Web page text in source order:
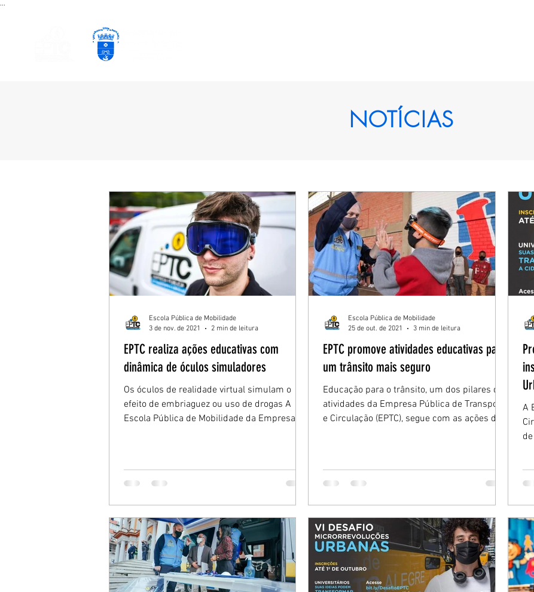
NOTÍCIAS
EPTC realiza ações educativas com
dinâmica de óculos simuladores
Os óculos de realidade virtual simulam o
efeito de embriaguez ou uso de drogas A
Escola Pública de Mobilidade da Empresa
Escola Pública de Mobilidade
3 de nov. de 2021
2 min de leitura
EPTC promove atividades educativas para
um trânsito mais seguro
Educação para o trânsito, um dos pilares das
atividades da Empresa Pública de Transporte
e Circulação (EPTC), segue com as ações de
Escola Pública de Mobilidade
25 de out. de 2021
3 min de leitura
A